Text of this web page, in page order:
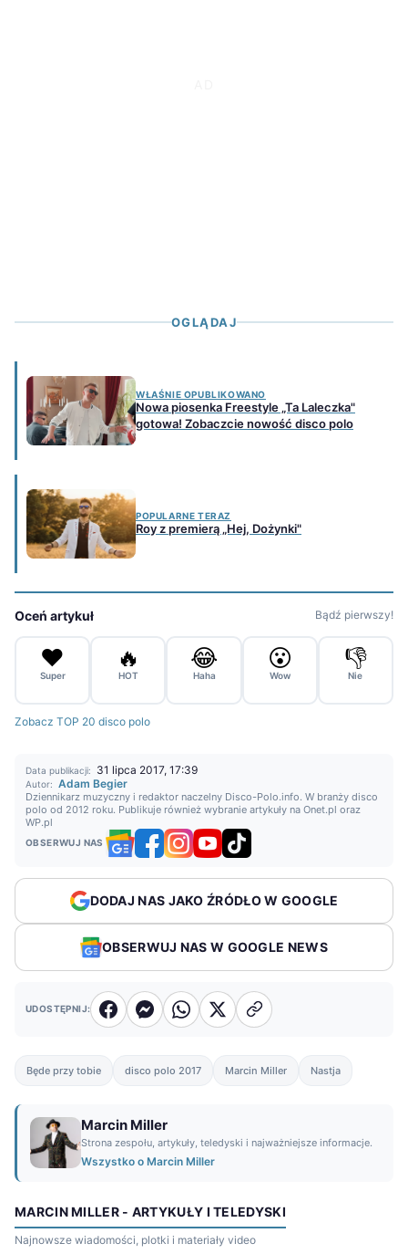
OGLĄDAJ
WŁAŚNIE OPUBLIKOWANO
Nowa piosenka Freestyle „Ta Laleczka"
gotowa! Zobaczcie nowość disco polo
POPULARNE TERAZ
Roy z premierą „Hej, Dożynki"
Oceń artykuł Bądź pierwszy!
❤️
Super
🔥
HOT
😂
Haha
😮
Wow
👎
Nie
Zobacz TOP 20 disco polo
Data publikacji: 31 lipca 2017, 17:39
Autor: Adam Begier
Dziennikarz muzyczny i redaktor naczelny Disco-Polo.info. W branży disco
polo od 2012 roku. Publikuje również wybranie artykuły na Onet.pl oraz
WP.pl
OBSERWUJ NAS
DODAJ NAS JAKO ŹRÓDŁO W GOOGLE
OBSERWUJ NAS W GOOGLE NEWS
UDOSTĘPNIJ:
Będe przy tobie disco polo 2017 Marcin Miller Nastja
Marcin Miller
Strona zespołu, artykuły, teledyski i najważniejsze informacje.
Wszystko o Marcin Miller
MARCIN MILLER - ARTYKUŁY I TELEDYSKI
Najnowsze wiadomości, plotki i materiały video